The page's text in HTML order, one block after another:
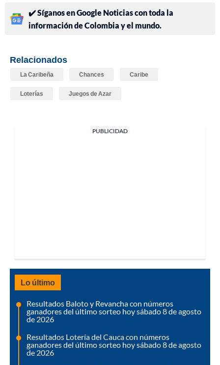
✔️ Síganos en Google Noticias con toda la
información de Colombia y el mundo.
Relacionados
La Caribeña Chances Caribe
Loterías Juegos de Azar
PUBLICIDAD
Lo último
Resultados Baloto y Revancha con números
ganadores del último sorteo hoy sábado 8 de agosto
de 2026
Resultados Lotería del Cauca con números
ganadores del último sorteo hoy sábado 8 de agosto
de 2026